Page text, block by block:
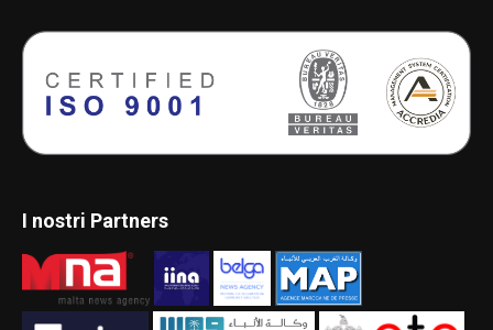
I nostri Partners